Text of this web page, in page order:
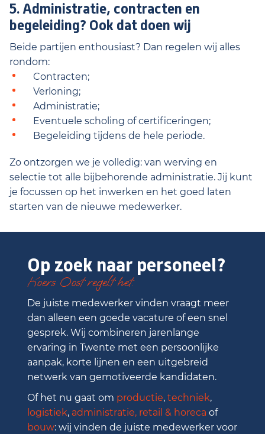
5. Administratie, contracten en
begeleiding? Ook dat doen wij
Beide partijen enthousiast? Dan regelen wij alles
rondom:
Contracten;
Verloning;
Administratie;
Eventuele scholing of certificeringen;
Begeleiding tijdens de hele periode.
Zo ontzorgen we je volledig: van werving en
selectie tot alle bijbehorende administratie. Jij kunt
je focussen op het inwerken en het goed laten
starten van de nieuwe medewerker.
Op zoek naar personeel?
Koers Oost regelt het.
De juiste medewerker vinden vraagt meer
dan alleen een goede vacature of een snel
gesprek. Wij combineren jarenlange
ervaring in Twente met een persoonlijke
aanpak, korte lijnen en een uitgebreid
netwerk van gemotiveerde kandidaten.
Of het nu gaat om productie, techniek,
logistiek, administratie, retail & horeca of
bouw: wij vinden de juiste medewerker voor